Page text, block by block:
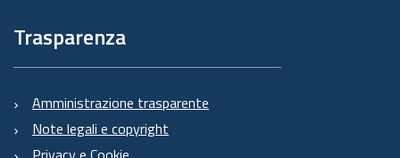
Trasparenza
Amministrazione trasparente
Note legali e copyright